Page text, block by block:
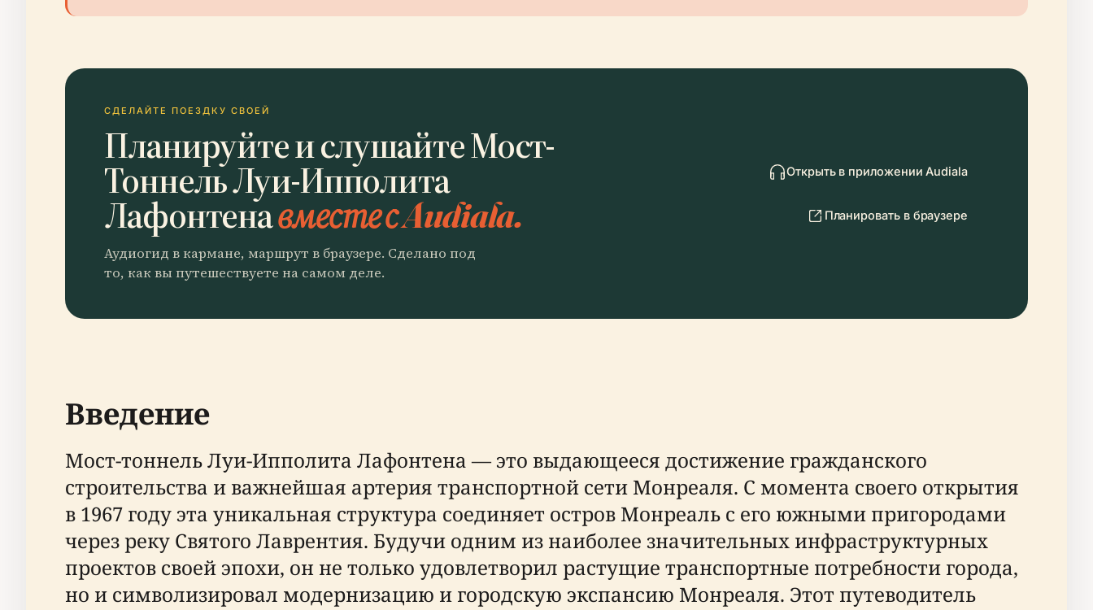
СДЕЛАЙТЕ ПОЕЗДКУ СВОЕЙ
Планируйте и слушайте Мост-
Тоннель Луи-Ипполита
Лафонтенавместе с Audiala.
Аудиогид в кармане, маршрут в браузере. Сделано под
то, как вы путешествуете на самом деле.
Открыть в приложении Audiala
Планировать в браузере
Введение
Мост-тоннель Луи-Ипполита Лафонтена — это выдающееся достижение гражданского
строительства и важнейшая артерия транспортной сети Монреаля. С момента своего открытия
в 1967 году эта уникальная структура соединяет остров Монреаль с его южными пригородами
через реку Святого Лаврентия. Будучи одним из наиболее значительных инфраструктурных
проектов своей эпохи, он не только удовлетворил растущие транспортные потребности города,
но и символизировал модернизацию и городскую экспансию Монреаля. Этот путеводитель